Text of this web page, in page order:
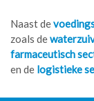
Naast de
zoals de
farmaceutisch
en de logistieke